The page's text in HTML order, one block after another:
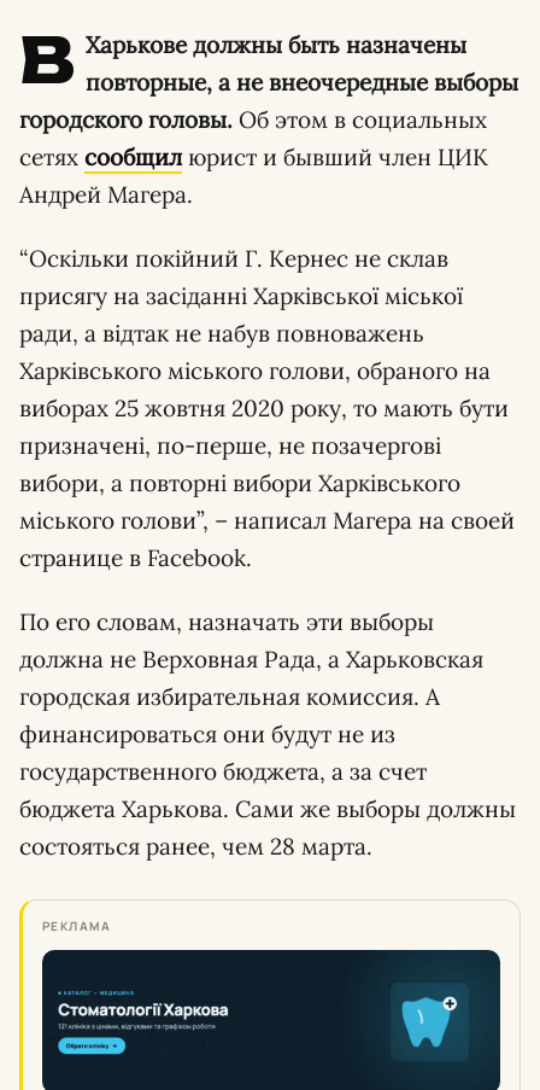
В Харькове должны быть назначены
повторные, а не внеочередные выборы
городского головы. Об этом в социальных
сетях сообщилюрист и бывший член ЦИК
Андрей Магера.
“Оскільки покійний Г. Кернес не склав
присягу на засіданні Харківської міської
ради, а відтак не набув повноважень
Харківського міського голови, обраного на
виборах 25 жовтня 2020 року, то мають бути
призначені, по-перше, не позачергові
вибори, а повторні вибори Харківського
міського голови”, – написал Магера на своей
странице в Facebook.
По его словам, назначать эти выборы
должна не Верховная Рада, а Харьковская
городская избирательная комиссия. А
финансироваться они будут не из
государственного бюджета, а за счет
бюджета Харькова. Сами же выборы должны
состояться ранее, чем 28 марта.
РЕКЛАМА